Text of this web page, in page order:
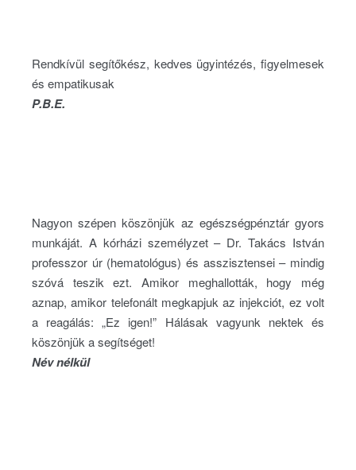
Rendkívül segítőkész, kedves ügyintézés, figyelmesek
és empatikusak
P.B.E.
Nagyon szépen köszönjük az egészségpénztár gyors
munkáját. A kórházi személyzet – Dr. Takács István
professzor úr (hematológus) és asszisztensei – mindig
szóvá teszik ezt. Amikor meghallották, hogy még
aznap, amikor telefonált megkapjuk az injekciót, ez volt
a reagálás: „Ez igen!” Hálásak vagyunk nektek és
köszönjük a segítséget!
Név nélkül